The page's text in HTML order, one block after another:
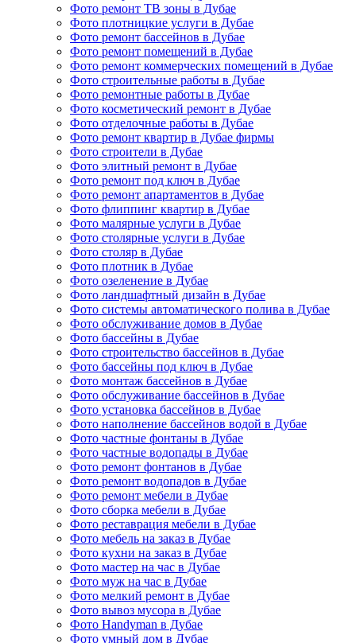
Фото ремонт ТВ зоны в Дубае
Фото плотницкие услуги в Дубае
Фото ремонт бассейнов в Дубае
Фото ремонт помещений в Дубае
Фото ремонт коммерческих помещений в Дубае
Фото строительные работы в Дубае
Фото ремонтные работы в Дубае
Фото косметический ремонт в Дубае
Фото отделочные работы в Дубае
Фото ремонт квартир в Дубае фирмы
Фото строители в Дубае
Фото элитный ремонт в Дубае
Фото ремонт под ключ в Дубае
Фото ремонт апартаментов в Дубае
Фото флиппинг квартир в Дубае
Фото малярные услуги в Дубае
Фото столярные услуги в Дубае
Фото столяр в Дубае
Фото плотник в Дубае
Фото озеленение в Дубае
Фото ландшафтный дизайн в Дубае
Фото системы автоматического полива в Дубае
Фото обслуживание домов в Дубае
Фото бассейны в Дубае
Фото строительство бассейнов в Дубае
Фото бассейны под ключ в Дубае
Фото монтаж бассейнов в Дубае
Фото обслуживание бассейнов в Дубае
Фото установка бассейнов в Дубае
Фото наполнение бассейнов водой в Дубае
Фото частные фонтаны в Дубае
Фото частные водопады в Дубае
Фото ремонт фонтанов в Дубае
Фото ремонт водопадов в Дубае
Фото ремонт мебели в Дубае
Фото сборка мебели в Дубае
Фото реставрация мебели в Дубае
Фото мебель на заказ в Дубае
Фото кухни на заказ в Дубае
Фото мастер на час в Дубае
Фото муж на час в Дубае
Фото мелкий ремонт в Дубае
Фото вывоз мусора в Дубае
Фото Handyman в Дубае
Фото умный дом в Дубае